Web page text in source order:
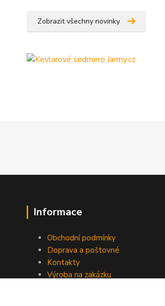
Zobrazit všechny novinky
Informace
Obchodní podmínky
Doprava a poštovné
Kontakty
Výroba na zakázku